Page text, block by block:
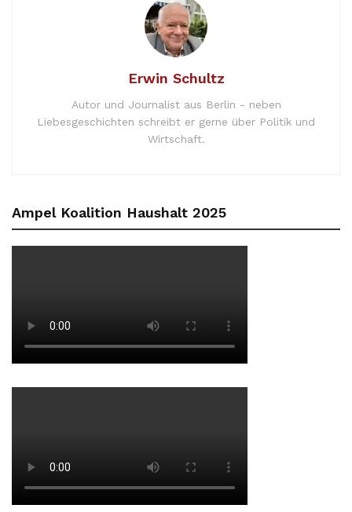
Erwin Schultz
Autor und Journalist aus Berlin - neben
Liebesgeschichten schreibt er gerne über Politik und
Wirtschaft.
Ampel Koalition Haushalt 2025